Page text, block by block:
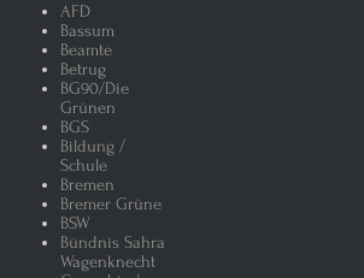
AFD
Bassum
Beamte
Betrug
BG90/Die
Grünen
BGS
Bildung /
Schule
Bremen
Bremer Grüne
BSW
Bündnis Sahra
Wagenknecht